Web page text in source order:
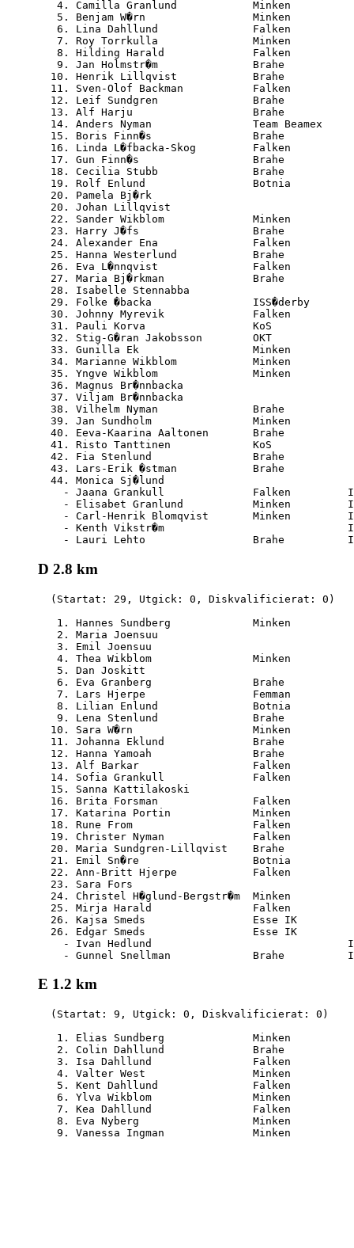
4. Camilla Granlund            Minken
5. Benjam W�rn                 Minken
6. Lina Dahllund               Falken
7. Roy Torrkulla               Minken
8. Hilding Harald              Falken
9. Jan Holmstr�m               Brahe
10. Henrik Lillqvist            Brahe
11. Sven-Olof Backman           Falken
12. Leif Sundgren               Brahe
13. Alf Harju                   Brahe
14. Anders Nyman                Team Beamex
15. Boris Finn�s                Brahe
16. Linda L�fbacka-Skog         Falken
17. Gun Finn�s                  Brahe
18. Cecilia Stubb               Brahe
19. Rolf Enlund                 Botnia
20. Pamela Bj�rk
20. Johan Lillqvist
22. Sander Wikblom              Minken
23. Harry J�fs                  Brahe
24. Alexander Ena               Falken
25. Hanna Westerlund            Brahe
26. Eva L�nnqvist               Falken
27. Maria Bj�rkman              Brahe
28. Isabelle Stennabba
29. Folke �backa                ISS�derby
30. Johnny Myrevik              Falken
31. Pauli Korva                 KoS
32. Stig-G�ran Jakobsson        OKT
33. Gunilla Ek                  Minken
34. Marianne Wikblom            Minken
35. Yngve Wikblom               Minken
36. Magnus Br�nnbacka
37. Viljam Br�nnbacka
38. Vilhelm Nyman               Brahe
39. Jan Sundholm                Minken
40. Eeva-Kaarina Aaltonen       Brahe
41. Risto Tanttinen             KoS
42. Fia Stenlund                Brahe
43. Lars-Erik �stman            Brahe
44. Monica Sj�lund
- Jaana Grankull              Falken
- Elisabet Granlund           Minken
- Carl-Henrik Blomqvist       Minken
- Kenth Vikstr�m
D 2.8 km
  (Startat: 29, Utgick: 0, Diskvalificierat: 0)
1. Hannes Sundberg             Minken
2. Maria Joensuu
3. Emil Joensuu
4. Thea Wikblom                Minken
5. Dan Joskitt
6. Eva Granberg                Brahe
7. Lars Hjerpe                 Femman
8. Lilian Enlund               Botnia
9. Lena Stenlund               Brahe
10. Sara W�rn                   Minken
11. Johanna Eklund              Brahe
12. Hanna Yamoah                Brahe
13. Alf Barkar                  Falken
14. Sofia Grankull              Falken
15. Sanna Kattilakoski
16. Brita Forsman               Falken
17. Katarina Portin             Minken
18. Rune From                   Falken
19. Christer Nyman              Falken
20. Maria Sundgren-Lillqvist    Brahe
21. Emil Sn�re                  Botnia
22. Ann-Britt Hjerpe            Falken
23. Sara Fors
24. Christel H�glund-Bergstr�m  Minken
25. Mirja Harald                Falken
26. Kajsa Smeds                 Esse IK
26. Edgar Smeds                 Esse IK
- Ivan Hedlund
E 1.2 km
  (Startat: 9, Utgick: 0, Diskvalificierat: 0)
1. Elias Sundberg              Minken
2. Colin Dahllund              Brahe
3. Isa Dahllund                Falken
4. Valter West                 Minken
5. Kent Dahllund               Falken
6. Ylva Wikblom                Minken
7. Kea Dahllund                Falken
8. Eva Nyberg                  Minken